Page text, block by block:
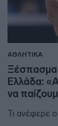
ΑΘΛΗΤΙΚΑ
Ξέσπασμα
Ελλάδα:
να
Τι ανέφερε